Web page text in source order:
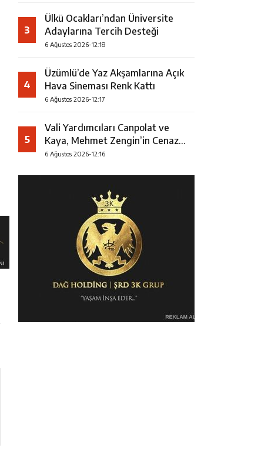
3
Ülkü Ocakları’ndan Üniversite
Adaylarına Tercih Desteği
6 Ağustos 2026-12:18
4
Üzümlü’de Yaz Akşamlarına Açık
Hava Sineması Renk Kattı
6 Ağustos 2026-12:17
5
Vali Yardımcıları Canpolat ve
Kaya, Mehmet Zengin’in Cenaze
Törenine Katıldı
6 Ağustos 2026-12:16